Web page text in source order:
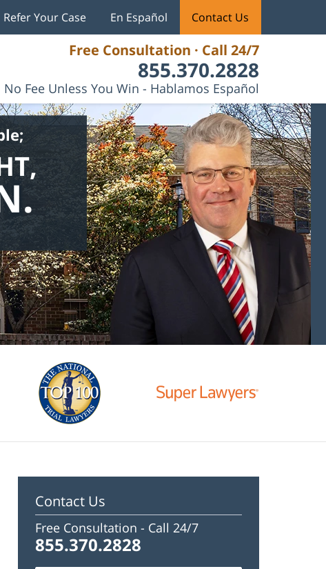
Free Consultation · Call 24/7
855.370.2828
No Fee Unless You Win - Hablamos Español
Refer Your Case En Español Contact Us
Contact Us
Free Consultation - Call 24/7
855.370.2828